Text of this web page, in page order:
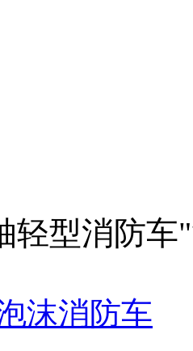
轻型消防车
沫消防车